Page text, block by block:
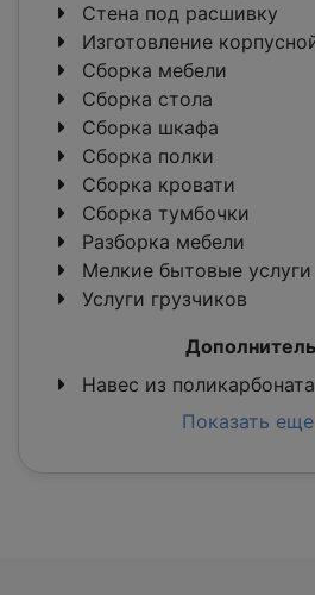
Стена под расшивку
Изготовление
Сборка мебели
Сборка стола
Сборка шкафа
Сборка полки
Сборка кровати
Сборка тумбочки
Разборка мебели
Мелкие бытовые услуги
Услуги грузчиков
Навес из
Показать еще